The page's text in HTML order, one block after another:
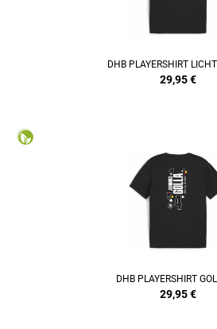
DHB PLAYERSHIRT
29,95€
DHB PLAYERSHIRT
29,95€